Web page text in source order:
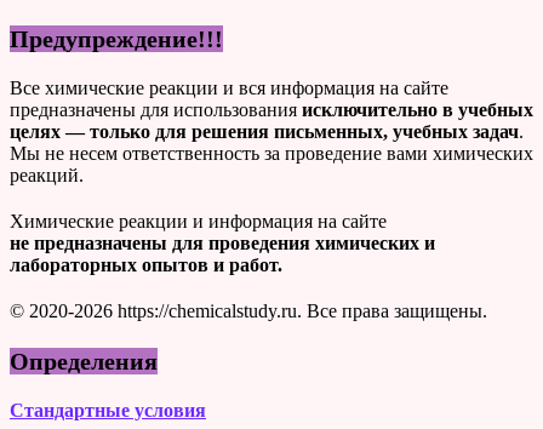
Предупреждение!!!
Все химические реакции и вся информация на сайте
предназначены для использования исключительно в учебных
целях — только для решения письменных, учебных задач.
Мы не несем ответственность за проведение вами химических
реакций.
Химические реакции и информация на сайте
не предназначены для проведения химических и
лабораторных опытов и работ.
© 2020-2026 https://chemicalstudy.ru. Все права защищены.
Определения
Стандартные условия